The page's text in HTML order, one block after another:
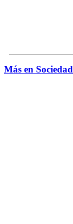
Más en Sociedad